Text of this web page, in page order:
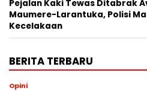
Pejalan Kaki Tewas Ditabrak
Maumere-Larantuka, Polisi
Kecelakaan
BERITA TERBARU
Opini